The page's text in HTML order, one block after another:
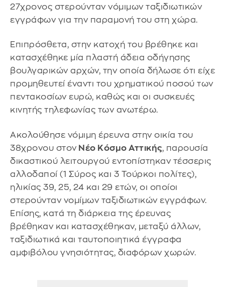
27χρονος στερούνταν νόμιμων ταξιδιωτικών
εγγράφων για την παραμονή του στη χώρα.
Επιπρόσθετα, στην κατοχή του βρέθηκε και
κατασχέθηκε μία πλαστή άδεια οδήγησης
βουλγαρικών αρχών, την οποία δήλωσε ότι είχε
προμηθευτεί έναντι του χρηματικού ποσού των
πεντακοσίων ευρώ, καθώς και οι συσκευές
κινητής τηλεφωνίας των ανωτέρω.
Ακολούθησε νόμιμη έρευνα στην οικία του
38χρονου στον Νέο Κόσμο Αττικής, παρουσία
δικαστικού λειτουργού εντοπίστηκαν τέσσερις
αλλοδαποί (1 Σύρος και 3 Τούρκοι πολίτες),
ηλικίας 39, 25, 24 και 29 ετών, οι οποίοι
στερούνταν νομίμων ταξιδιωτικών εγγράφων.
Επίσης, κατά τη διάρκεια της έρευνας
βρέθηκαν και κατασχέθηκαν, μεταξύ άλλων,
ταξιδιωτικά και ταυτοποιητικά έγγραφα
αμφιβόλου γνησιότητας, διαφόρων χωρών.